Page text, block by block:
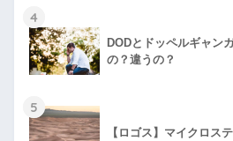
4
DODとドッペルギャン
の？違うの？
5
【ロゴス】マイクロス